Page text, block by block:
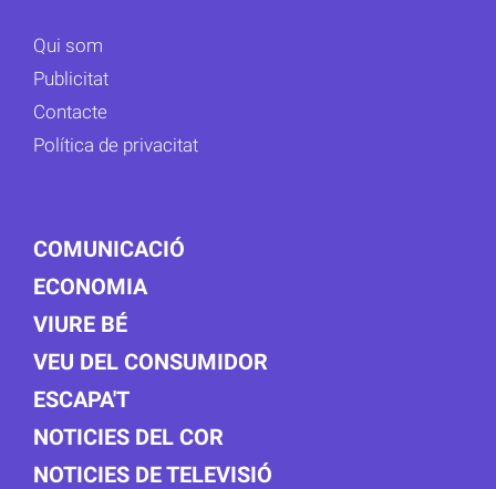
Qui som
Publicitat
Contacte
Política de privacitat
COMUNICACIÓ
ECONOMIA
VIURE BÉ
VEU DEL CONSUMIDOR
ESCAPA'T
NOTICIES DEL COR
NOTICIES DE TELEVISIÓ